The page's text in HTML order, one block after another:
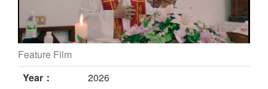
All Things to All still
Feature Film
Year：
2026